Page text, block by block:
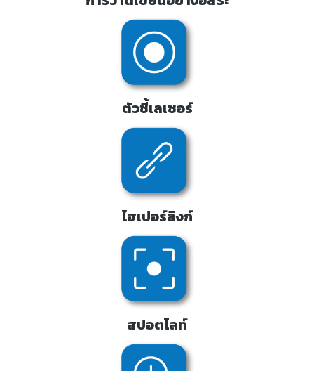
ตัวชี้เลเซอร์
ไฮเปอร์ลิงก์
สปอตไลท์